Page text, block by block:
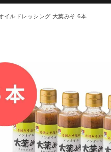
イルドレッシング 大葉みそ 6本